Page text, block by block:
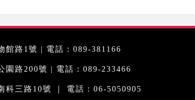
館路1號 | 電話：089-381166
園路200號 | 電話：089-233466
科三路10號 ｜ 電話：06-5050905